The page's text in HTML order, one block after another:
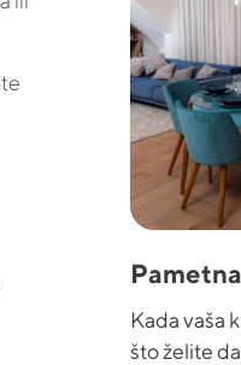
Kada vaša
što želite